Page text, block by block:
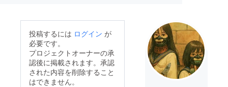
投稿するには ログイン が
必要です。
プロジェクトオーナーの承
認後に掲載されます。承認
された内容を削除すること
はできません。